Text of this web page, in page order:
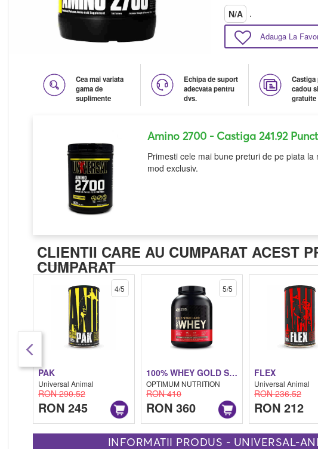
N/A
.
Adauga La
Cea mai variata
gama de
suplimente
Echipa de suport
adecvata pentru
dvs.
Castiga
cadou
gratuite
Amino 2700 - Castiga 241.92
Primesti cele mai bune preturi de pe piata la
mod exclusiv.
CLIENTII CARE AU CUMPARAT ACEST
CUMPARAT
PAK
Universal Animal
RON 290.52
RON 245
4/5
100% WHEY GOLD STANDARD
OPTIMUM NUTRITION
RON 410
RON 360
5/5
FLEX
Universal Animal
RON 236.52
RON 212
INFORMATII PRODUS - UNIVERSAL-